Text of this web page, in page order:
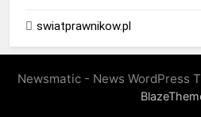
swiatprawnikow.pl
Newsmatic - News WordPress